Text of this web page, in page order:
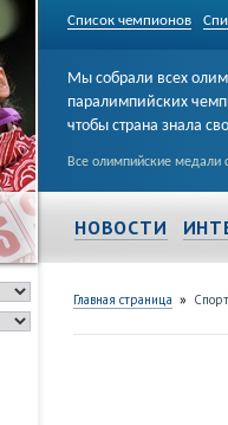
Список чемпионов
Мы собрали всех
паралимпийских
чтобы страна знала
Все олимпийские медали
НОВОСТИ
Главная страница »